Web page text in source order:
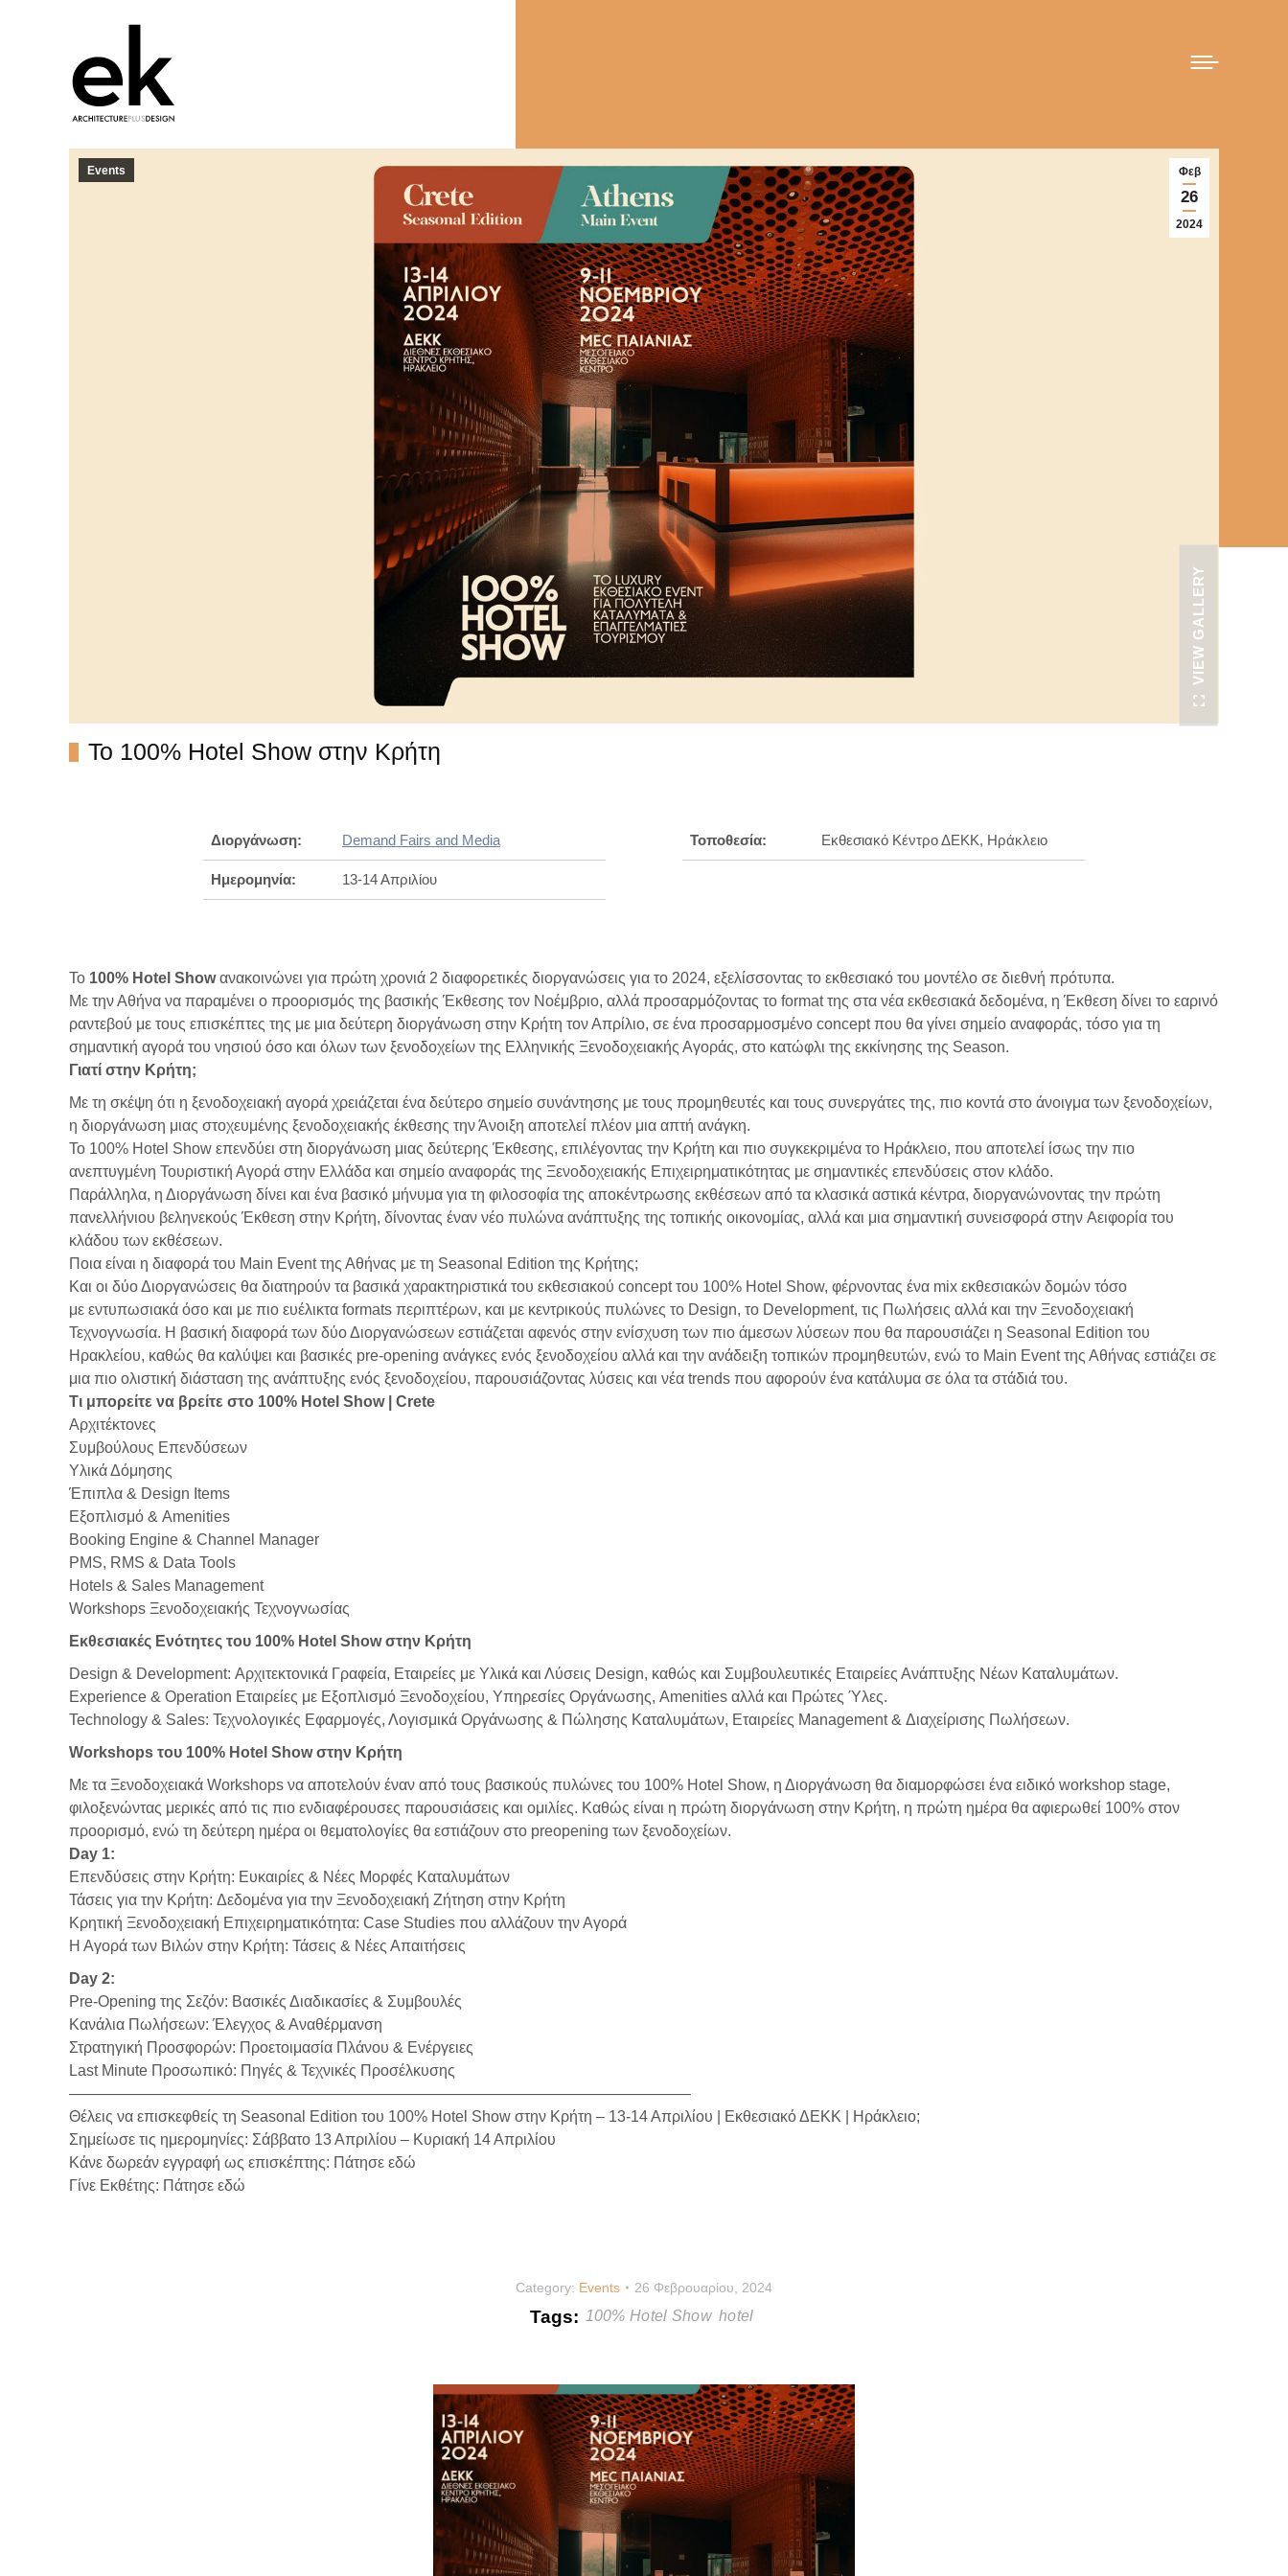
Φεβ
26
2024
Events
VIEW GALLERY
Το 100% Hotel Show στην Κρήτη
Διοργάνωση: Demand Fairs and Media Τοποθεσία: Εκθεσιακό Κέντρο ΔΕΚΚ, Ηράκλειο
Ημερομηνία: 13-14 Απριλίου
Το 100% Hotel Showανακοινώνει για πρώτη χρονιά 2 διαφορετικές διοργανώσεις για το 2024, εξελίσσοντας το εκθεσιακό του μοντέλο σε διεθνή πρότυπα.
Με την Αθήνα να παραμένει ο προορισμός της βασικής Έκθεσης τον Νοέμβριο, αλλά προσαρμόζοντας το format της στα νέα εκθεσιακά δεδομένα, η Έκθεση δίνει το εαρινό
ραντεβού με τους επισκέπτες της με μια δεύτερη διοργάνωση στην Κρήτη τον Απρίλιο, σε ένα προσαρμοσμένο concept που θα γίνει σημείο αναφοράς, τόσο για τη
σημαντική αγορά του νησιού όσο και όλων των ξενοδοχείων της Ελληνικής Ξενοδοχειακής Αγοράς, στο κατώφλι της εκκίνησης της Season.
Γιατί στην Κρήτη;
Με τη σκέψη ότι η ξενοδοχειακή αγορά χρειάζεται ένα δεύτερο σημείο συνάντησης με τους προμηθευτές και τους συνεργάτες της, πιο κοντά στο άνοιγμα των ξενοδοχείων,
η διοργάνωση μιας στοχευμένης ξενοδοχειακής έκθεσης την Άνοιξη αποτελεί πλέον μια απτή ανάγκη.
Το 100% Hotel Show επενδύει στη διοργάνωση μιας δεύτερης Έκθεσης, επιλέγοντας την Κρήτη και πιο συγκεκριμένα το Ηράκλειο, που αποτελεί ίσως την πιο
ανεπτυγμένη Τουριστική Αγορά στην Ελλάδα και σημείο αναφοράς της Ξενοδοχειακής Επιχειρηματικότητας με σημαντικές επενδύσεις στον κλάδο.
Παράλληλα, η Διοργάνωση δίνει και ένα βασικό μήνυμα για τη φιλοσοφία της αποκέντρωσης εκθέσεων από τα κλασικά αστικά κέντρα, διοργανώνοντας την πρώτη
πανελλήνιου βεληνεκούς Έκθεση στην Κρήτη, δίνοντας έναν νέο πυλώνα ανάπτυξης της τοπικής οικονομίας, αλλά και μια σημαντική συνεισφορά στην Αειφορία του
κλάδου των εκθέσεων.
Ποια είναι η διαφορά του Main Event της Αθήνας με τη Seasonal Edition της Κρήτης;
Και οι δύο Διοργανώσεις θα διατηρούν τα βασικά χαρακτηριστικά του εκθεσιακού concept του 100% Hotel Show, φέρνοντας ένα mix εκθεσιακών δομών τόσο
με εντυπωσιακά όσο και με πιο ευέλικτα fοrmats περιπτέρων, και με κεντρικούς πυλώνες το Design, το Development, τις Πωλήσεις αλλά και την Ξενοδοχειακή
Τεχνογνωσία. Η βασική διαφορά των δύο Διοργανώσεων εστιάζεται αφενός στην ενίσχυση των πιο άμεσων λύσεων που θα παρουσιάζει η Seasonal Edition του
Ηρακλείου, καθώς θα καλύψει και βασικές pre-opening ανάγκες ενός ξενοδοχείου αλλά και την ανάδειξη τοπικών προμηθευτών, ενώ το Main Event της Αθήνας εστιάζει σε
μια πιο ολιστική διάσταση της ανάπτυξης ενός ξενοδοχείου, παρουσιάζοντας λύσεις και νέα trends που αφορούν ένα κατάλυμα σε όλα τα στάδιά του.
Τι μπορείτε να βρείτε στο 100% Hotel Show | Crete
Αρχιτέκτονες
Συμβούλους Επενδύσεων
Υλικά Δόμησης
Έπιπλα & Design Items
Εξοπλισμό & Amenities
Booking Engine & Channel Manager
PMS, RMS & Data Tools
Hotels & Sales Management
Workshops Ξενοδοχειακής Τεχνογνωσίας
Εκθεσιακές Ενότητες του 100% Hotel Show στην Κρήτη
Design & Development: Αρχιτεκτονικά Γραφεία, Εταιρείες με Υλικά και Λύσεις Design, καθώς και Συμβουλευτικές Εταιρείες Ανάπτυξης Νέων Καταλυμάτων.
Experience & Operation Εταιρείες με Εξοπλισμό Ξενοδοχείου, Υπηρεσίες Οργάνωσης, Amenities αλλά και Πρώτες Ύλες.
Technology & Sales: Τεχνολογικές Εφαρμογές, Λογισμικά Οργάνωσης & Πώλησης Καταλυμάτων, Εταιρείες Management & Διαχείρισης Πωλήσεων.
Workshops του 100% Hotel Show στην Κρήτη
Με τα Ξενοδοχειακά Workshops να αποτελούν έναν από τους βασικούς πυλώνες του 100% Hotel Show, η Διοργάνωση θα διαμορφώσει ένα ειδικό workshop stage,
φιλοξενώντας μερικές από τις πιο ενδιαφέρουσες παρουσιάσεις και ομιλίες. Καθώς είναι η πρώτη διοργάνωση στην Κρήτη, η πρώτη ημέρα θα αφιερωθεί 100% στον
προορισμό, ενώ τη δεύτερη ημέρα οι θεματολογίες θα εστιάζουν στο preopening των ξενοδοχείων.
Day 1:
Επενδύσεις στην Κρήτη: Ευκαιρίες & Νέες Μορφές Καταλυμάτων
Τάσεις για την Κρήτη: Δεδομένα για την Ξενοδοχειακή Ζήτηση στην Κρήτη
Κρητική Ξενοδοχειακή Επιχειρηματικότητα: Case Studies που αλλάζουν την Αγορά
Η Αγορά των Βιλών στην Κρήτη: Τάσεις & Νέες Απαιτήσεις
Day 2:
Pre-Οpening της Σεζόν: Βασικές Διαδικασίες & Συμβουλές
Κανάλια Πωλήσεων: Έλεγχος & Αναθέρμανση
Στρατηγική Προσφορών: Προετοιμασία Πλάνου & Ενέργειες
Last Minute Προσωπικό: Πηγές & Τεχνικές Προσέλκυσης
————————————————————————————————————————–
Θέλεις να επισκεφθείς τη Seasonal Edition του 100% Hotel Show στην Κρήτη – 13-14 Απριλίου | Εκθεσιακό ΔΕΚΚ | Ηράκλειο;
Σημείωσε τις ημερομηνίες: Σάββατο 13 Απριλίου – Κυριακή 14 Απριλίου
Κάνε δωρεάν εγγραφή ως επισκέπτης: Πάτησε εδώ
Γίνε Εκθέτης: Πάτησε εδώ
Category: Events 26 Φεβρουαρίου, 2024
Tags: 100% Hotel Show hotel